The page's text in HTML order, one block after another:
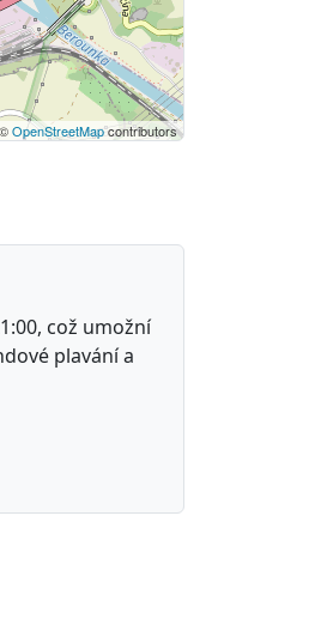
OpenStreetMapcontributors
což umožní
plavání a